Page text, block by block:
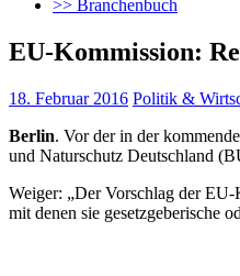
>> Branchenbuch
EU-Kommission:
18. Februar 2016 Politik &
Berlin. Vor der in der
und Naturschutz Deutschland
Weiger: „Der Vorschlag der
mit denen sie gesetzgeberische